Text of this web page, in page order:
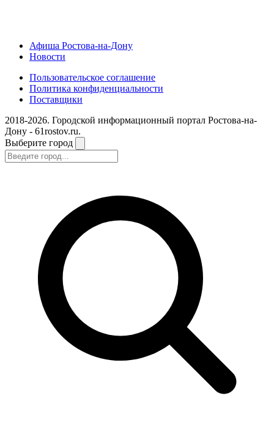
Афиша Ростова-на-Дону
Новости
Пользовательское соглашение
Политика конфиденциальности
Поставщики
2018-2026. Городской информационный портал Ростова-на-
Дону - 61rostov.ru.
Выберите город